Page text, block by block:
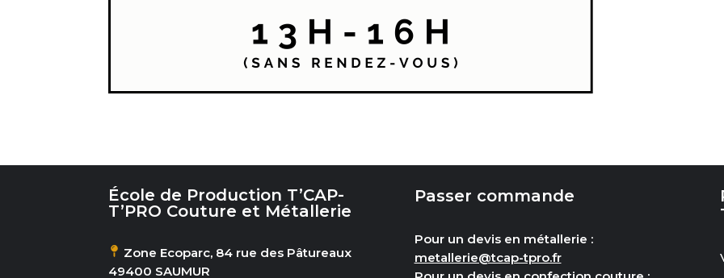
École de Production T’CAP-
T’PRO Couture et Métallerie
Zone Ecoparc, 84 rue des Pâtureaux
49400 SAUMUR
Passer commande
Pour un devis en métallerie :
metallerie@tcap-tpro.fr